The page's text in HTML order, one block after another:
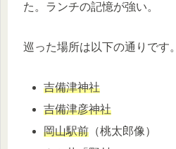
た。ランチの記憶が強い。
巡った場所は以下の通りです。
吉備津神社
吉備津彦神社
岡山駅前 （桃太郎像）